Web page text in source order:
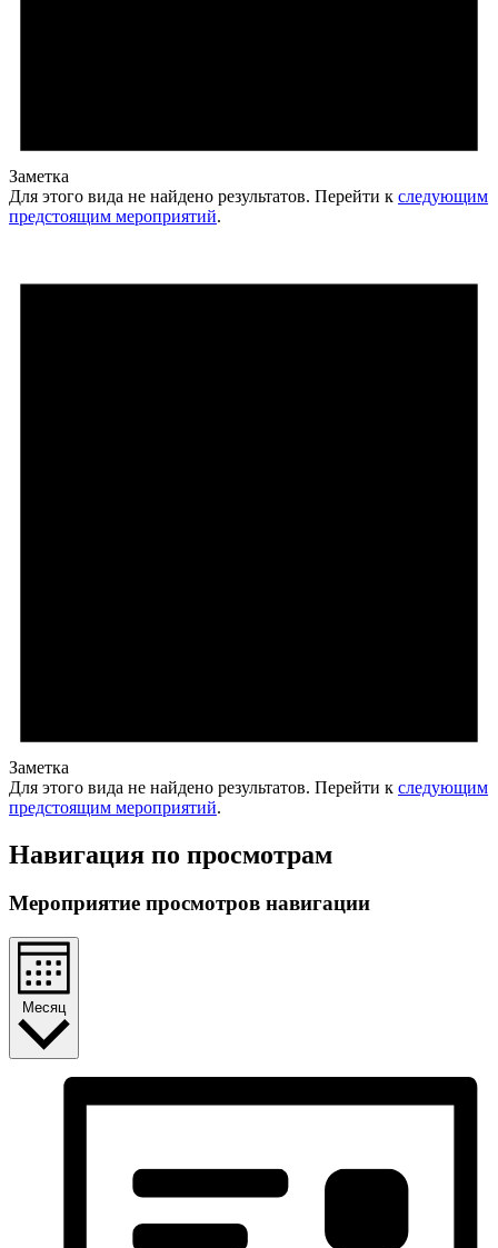
Заметка
Для этого вида не найдено результатов. Перейти к следующим
предстоящим мероприятий.
Заметка
Для этого вида не найдено результатов. Перейти к следующим
предстоящим мероприятий.
Навигация по просмотрам
Мероприятие просмотров навигации
Месяц